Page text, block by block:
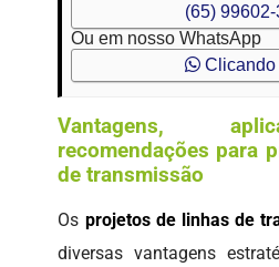
(65)
Ou em nosso WhatsApp
Clicando
Vantagens,
recomendações para
de transmissão
Os projetos de linhas de
diversas vantagens